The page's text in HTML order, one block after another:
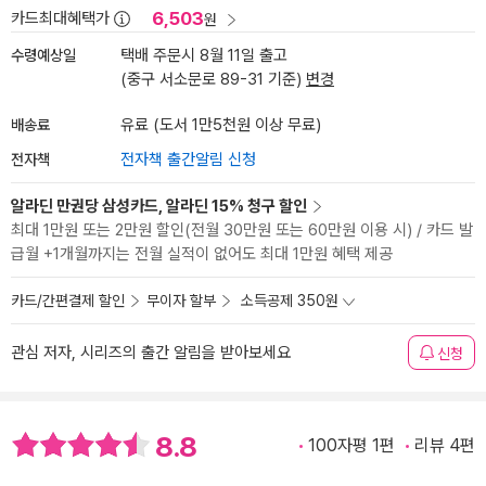
카드최대혜택가 6,503원
수령예상일
택배 주문시 8월 11일 출고
(중구 서소문로 89-31 기준) 변경
배송료 유료 (도서 1만5천원 이상 무료)
전자책 전자책 출간알림 신청
알라딘 만권당 삼성카드, 알라딘 15% 청구 할인
최대 1만원 또는 2만원 할인(전월 30만원 또는 60만원 이용 시) / 카드 발
급월 +1개월까지는 전월 실적이 없어도 최대 1만원 혜택 제공
카드/간편결제 할인 무이자 할부 소득공제 350원
관심 저자, 시리즈의 출간 알림을 받아보세요 신청
8.8 100자평 1편 리뷰 4편